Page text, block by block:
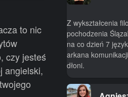
to nic
czy jesteś
angielski,
Z wykształcenia
pochodzenia
na co dzień 7
arkana
dłoni.